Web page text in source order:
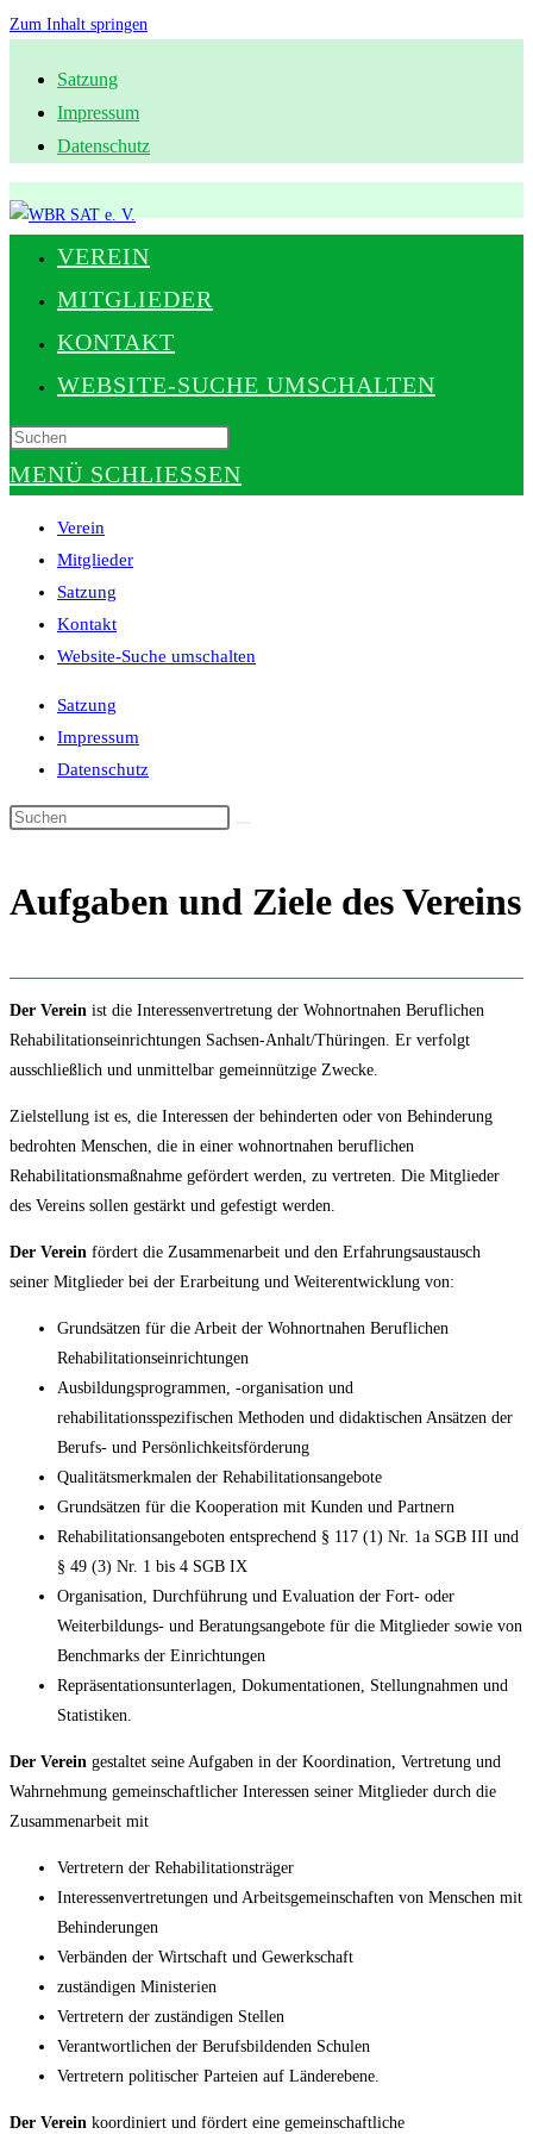
Zum Inhalt springen
Satzung
Impressum
Datenschutz
VEREIN
MITGLIEDER
KONTAKT
WEBSITE-SUCHE UMSCHALTEN
MENÜ SCHLIESSEN
Verein
Mitglieder
Satzung
Kontakt
Website-Suche umschalten
Satzung
Impressum
Datenschutz
Aufgaben und Ziele des Vereins
Der Verein ist die Interessenvertretung der Wohnortnahen Beruflichen
Rehabilitationseinrichtungen Sachsen-Anhalt/Thüringen. Er verfolgt
ausschließlich und unmittelbar gemeinnützige Zwecke.
Zielstellung ist es, die Interessen der behinderten oder von Behinderung
bedrohten Menschen, die in einer wohnortnahen beruflichen
Rehabilitationsmaßnahme gefördert werden, zu vertreten. Die Mitglieder
des Vereins sollen gestärkt und gefestigt werden.
Der Verein fördert die Zusammenarbeit und den Erfahrungsaustausch
seiner Mitglieder bei der Erarbeitung und Weiterentwicklung von:
Grundsätzen für die Arbeit der Wohnortnahen Beruflichen
Rehabilitationseinrichtungen
Ausbildungsprogrammen, -organisation und
rehabilitationsspezifischen Methoden und didaktischen Ansätzen der
Berufs- und Persönlichkeitsförderung
Qualitätsmerkmalen der Rehabilitationsangebote
Grundsätzen für die Kooperation mit Kunden und Partnern
Rehabilitationsangeboten entsprechend § 117 (1) Nr. 1a SGB III und
§ 49 (3) Nr. 1 bis 4 SGB IX
Organisation, Durchführung und Evaluation der Fort- oder
Weiterbildungs- und Beratungsangebote für die Mitglieder sowie von
Benchmarks der Einrichtungen
Repräsentationsunterlagen, Dokumentationen, Stellungnahmen und
Statistiken.
Der Verein gestaltet seine Aufgaben in der Koordination, Vertretung und
Wahrnehmung gemeinschaftlicher Interessen seiner Mitglieder durch die
Zusammenarbeit mit
Vertretern der Rehabilitationsträger
Interessenvertretungen und Arbeitsgemeinschaften von Menschen mit
Behinderungen
Verbänden der Wirtschaft und Gewerkschaft
zuständigen Ministerien
Vertretern der zuständigen Stellen
Verantwortlichen der Berufsbildenden Schulen
Vertretern politischer Parteien auf Länderebene.
Der Verein koordiniert und fördert eine gemeinschaftliche